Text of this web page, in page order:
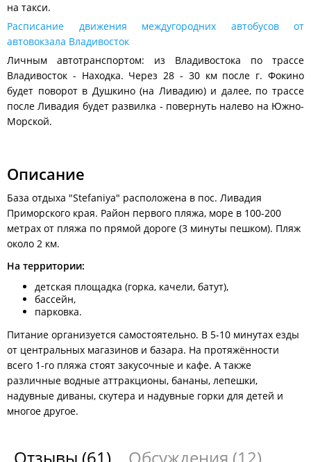
на такси.
Расписание движения междугородних автобусов от
автовокзала Владивосток
Личным автотранспортом: из Владивостока по трассе
Владивосток - Находка. Через 28 - 30 км после г. Фокино
будет поворот в Душкино (на Ливадию) и далее, по трассе
после Ливадия будет развилка - повернуть налево на Южно-
Морской.
Описание
База отдыха "Stefaniya" расположена в пос. Ливадия
Приморского края. Район первого пляжа, море в 100-200
метрах от пляжа по прямой дороге (3 минуты пешком). Пляж
около 2 км.
На территории:
детская площадка (горка, качели, батут),
бассейн,
парковка.
Питание организуется самостоятельно. В 5-10 минутах езды
от центральных магазинов и базара. На протяжённости
всего 1-го пляжа стоят закусочные и кафе. А также
различные водные аттракционы, бананы, лепешки,
надувные диваны, скутера и надувные горки для детей и
многое другое.